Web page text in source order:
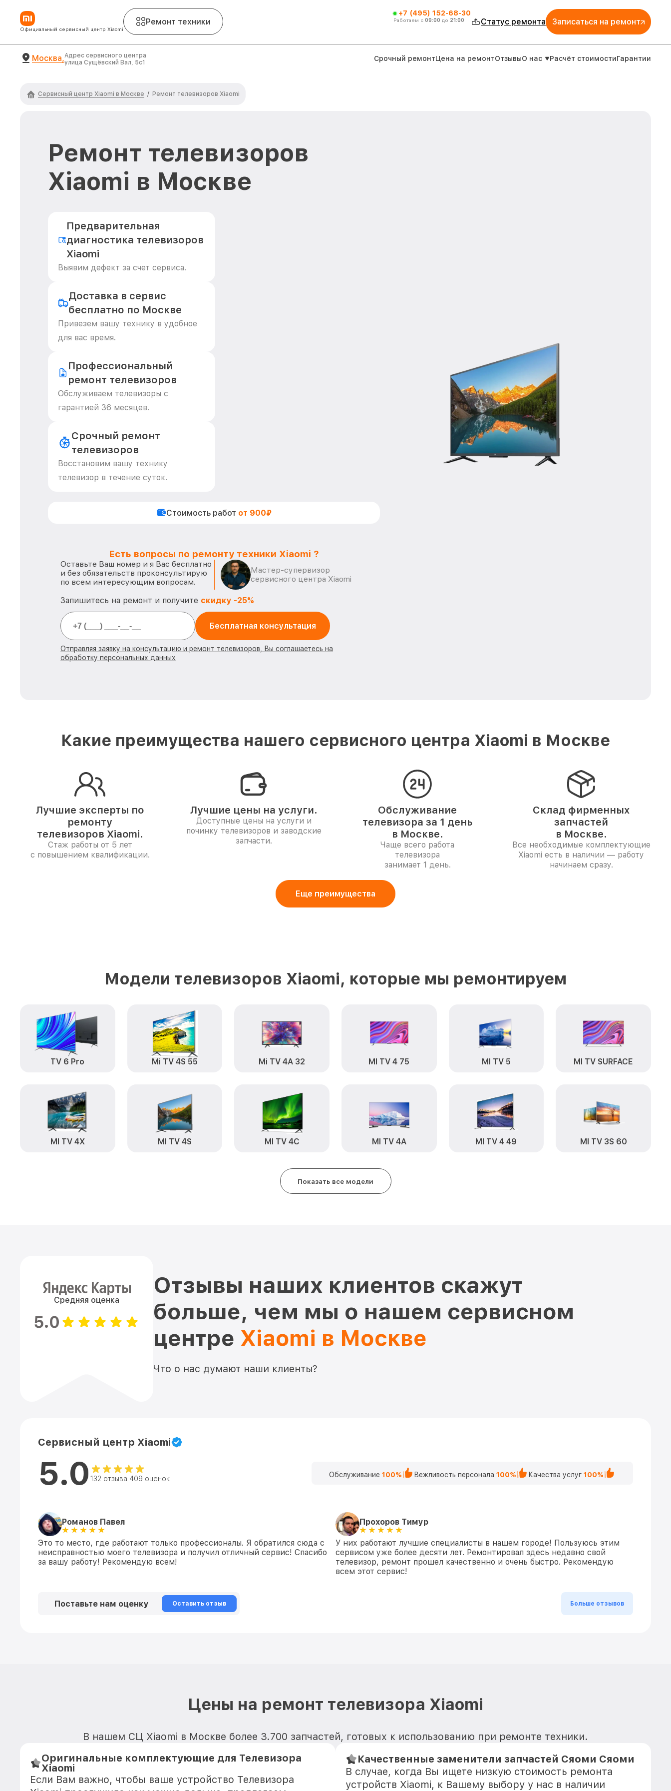
Официальный сервисный центр Xiaomi
Ремонт техники
+7 (495) 152-68-30
Работаем с 09:00 до 21:00 Статус ремонта Записаться на ремонт
Москва,Адрес сервисного центра
улица Сущёвский Вал, 5с1
Срочный ремонтЦена на ремонтОтзывыО нас Расчёт стоимостиГарантии
Сервисный центр Xiaomi в Москве / Ремонт телевизоров Xiaomi
Ремонт телевизоров
Xiaomi в Москве
Предварительная
диагностика телевизоров
Xiaomi
Выявим дефект за счет сервиса.
Доставка в сервис
бесплатно по Москве
Привезем вашу технику в удобное
для вас время.
Профессиональный
ремонт телевизоров
Обслуживаем телевизоры с
гарантией 36 месяцев.
Срочный ремонт
телевизоров
Восстановим вашу технику
телевизор в течение суток.
Стоимость работ от 900₽
Есть вопросы по ремонту техники Xiaomi ?
Оставьте Ваш номер и я Вас бесплатно
и без обязательств проконсультирую
по всем интересующим вопросам.
Мастер-супервизор
сервисного центра Xiaomi
Запишитесь на ремонт и получите скидку -25%
Бесплатная консультация
Отправляя заявку на консультацию и ремонт телевизоров, Вы соглашаетесь на
обработку персональных данных
Какие преимущества нашего сервисного центра Xiaomi в Москве
Лучшие эксперты по
ремонту
телевизоров Xiaomi.
Стаж работы от 5 лет
с повышением квалификации.
Лучшие цены на услуги.
Доступные цены на услуги и
починку телевизоров и заводские
запчасти.
Обслуживание
телевизора за 1 день
в Москве.
Чаще всего работа
телевизора
занимает 1 день.
Склад фирменных
запчастей
в Москве.
Все необходимые комплектующие
Xiaomi есть в наличии — работу
начинаем сразу.
Еще преимущества
Модели телевизоров Xiaomi, которые мы ремонтируем
TV 6 Pro Mi TV 4S 55 Mi TV 4A 32 MI TV 4 75 MI TV 5 MI TV SURFACE
MI TV 4X MI TV 4S MI TV 4C MI TV 4A MI TV 4 49 MI TV 3S 60
Показать все модели
Средняя оценка
5.0
Отзывы наших клиентов скажут
больше, чем мы о нашем сервисном
центре Xiaomi в Москве
Что о нас думают наши клиенты?
Сервисный центр Xiaomi
5.0 132 отзыва 409 оценок Обслуживание 100% Вежливость персонала 100% Качества услуг 100%
Романов Павел
Это то место, где работают только профессионалы. Я обратился сюда с
неисправностью моего телевизора и получил отличный сервис! Спасибо
за вашу работу! Рекомендую всем!
Прохоров Тимур
У них работают лучшие специалисты в нашем городе! Пользуюсь этим
сервисом уже более десяти лет. Ремонтировал здесь недавно свой
телевизор, ремонт прошел качественно и очень быстро. Рекомендую
всем этот сервис!
Поставьте нам оценку Оставить отзыв Больше отзывов
Цены на ремонт телевизора Xiaomi
В нашем СЦ Xiaomi в Москве более 3.700 запчастей, готовых к использованию при ремонте техники.
Оригинальные комплектующие для Телевизора
Xiaomi
Если Вам важно, чтобы ваше устройство Телевизора
Качественные заменители запчастей Сяоми Сяоми
В случае, когда Вы ищете низкую стоимость ремонта
устройств Xiaomi, к Вашему выбору у нас в наличии